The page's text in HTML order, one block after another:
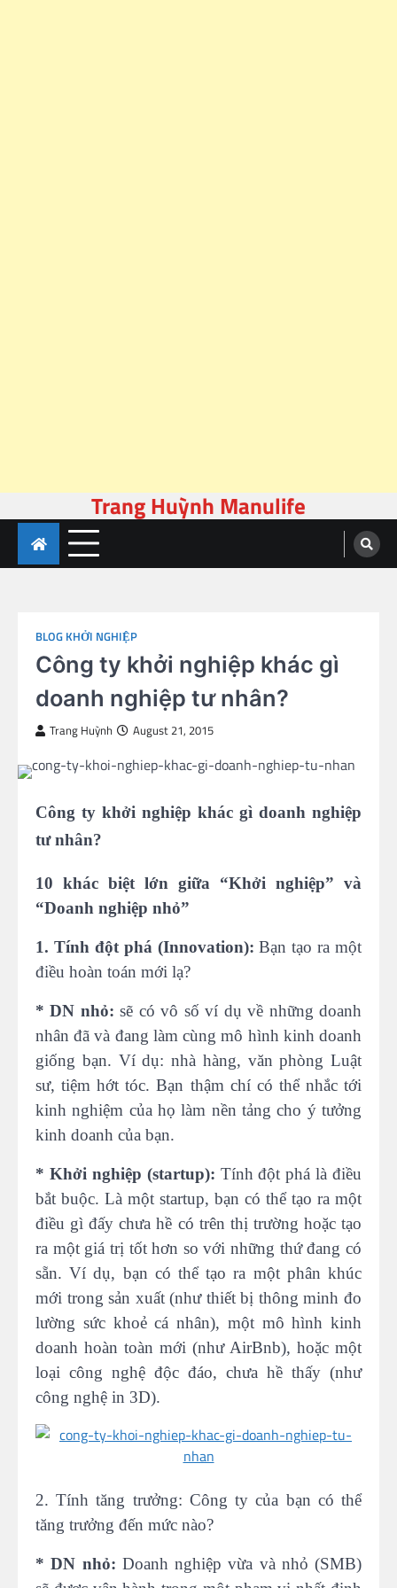
to
content
Trang Huỳnh Manulife
BLOG KHỞI NGHIỆP
Công ty khởi nghiệp khác gì
doanh nghiệp tư nhân?
Trang Huỳnh August 21, 2015
Công ty khởi nghiệp khác gì doanh nghiệp
tư nhân?
10 khác biệt lớn giữa “Khởi nghiệp” và
“Doanh nghiệp nhỏ”
1. Tính đột phá (Innovation): Bạn tạo ra một
điều hoàn toán mới lạ?
* DN nhỏ: sẽ có vô số ví dụ về những doanh
nhân đã và đang làm cùng mô hình kinh doanh
giống bạn. Ví dụ: nhà hàng, văn phòng Luật
sư, tiệm hớt tóc. Bạn thậm chí có thể nhắc tới
kinh nghiệm của họ làm nền tảng cho ý tưởng
kinh doanh của bạn.
* Khởi nghiệp (startup): Tính đột phá là điều
bắt buộc. Là một startup, bạn có thể tạo ra một
điều gì đấy chưa hề có trên thị trường hoặc tạo
ra một giá trị tốt hơn so với những thứ đang có
sẵn. Ví dụ, bạn có thể tạo ra một phân khúc
mới trong sản xuất (như thiết bị thông minh đo
lường sức khoẻ cá nhân), một mô hình kinh
doanh hoàn toàn mới (như AirBnb), hoặc một
loại công nghệ độc đáo, chưa hề thấy (như
công nghệ in 3D).
2. Tính tăng trưởng: Công ty của bạn có thể
tăng trưởng đến mức nào?
* DN nhỏ: Doanh nghiệp vừa và nhỏ (SMB)